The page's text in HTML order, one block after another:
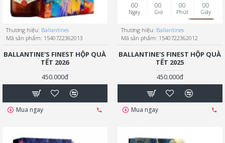
Thương hiệu: Ballantines
Mã sản phẩm: 1540722362013
BALLANTINE'S FINEST HỘP QUÀ
TẾT 2026
450.000đ
Mua ngay
00
Ngày
00
Giờ
00
Phút
00
Giây
Thương hiệu: Ballantines
Mã sản phẩm: 1540722362012
BALLANTINE'S FINEST HỘP QUÀ
TẾT 2025
450.000đ
Mua ngay